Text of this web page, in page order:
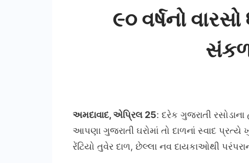
૯૦ વર્ષનો
અમદાવાદ, એપ્રિલ 25: દરેક ગુજરાતી
આપણા ગુજરાતી ઘરોમાં તો દાળનાં સ્વાદ
રેંટિયો તુવેર દાળ, છેલ્લા નવ દાયકાઓથી